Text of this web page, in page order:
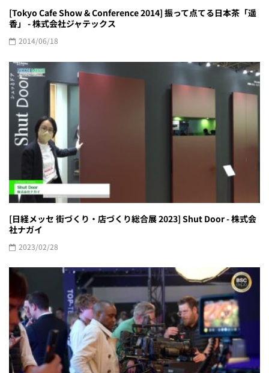
[Tokyo Cafe Show & Conference 2014] 振って点てる日本茶「遥
香」 - 株式会社ジャテックス
2014/06/18
[日経メッセ 街づくり・店づくり総合展 2023] Shut Door - 株式会
社ナガイ
2023/02/28